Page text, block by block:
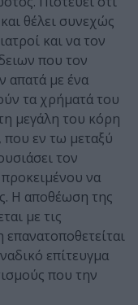
θέλει συνεχώς
και να τον
που τον
απατά με ένα
τα χρήματά του
μεγάλη του κόρη
που εν τω μεταξύ
τον
να
Η αποθέωση της
με τις
επίτευγμα
που την